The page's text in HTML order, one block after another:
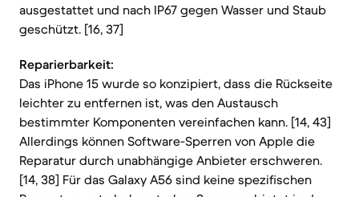
ausgestattet und nach IP67 gegen Wasser und Staub
geschützt. [16, 37]
Reparierbarkeit:
Das iPhone 15 wurde so konzipiert, dass die Rückseite
leichter zu entfernen ist, was den Austausch
bestimmter Komponenten vereinfachen kann. [14, 43]
Allerdings können Software-Sperren von Apple die
Reparatur durch unabhängige Anbieter erschweren.
[14, 38] Für das Galaxy A56 sind keine spezifischen